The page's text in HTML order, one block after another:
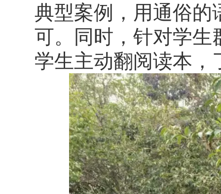
典型案例，用通俗的
可。同时，针对学生
学生主动翻阅读本，